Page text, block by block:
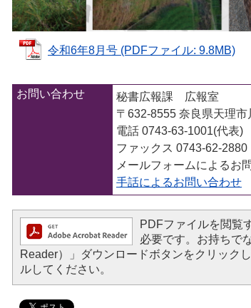
令和6年8月号 (PDFファイル: 9.8MB)
お問い合わせ
秘書広報課 広報室
〒632-8555 奈良県天理
電話 0743-63-1001(代表)
ファックス 0743-62-2880
メールフォームによるお
手話によるお問い合わせ
PDFファイルを閲覧
必要です。お持ちで
Reader）」ダウンロードボタンをクリック
ルしてください。